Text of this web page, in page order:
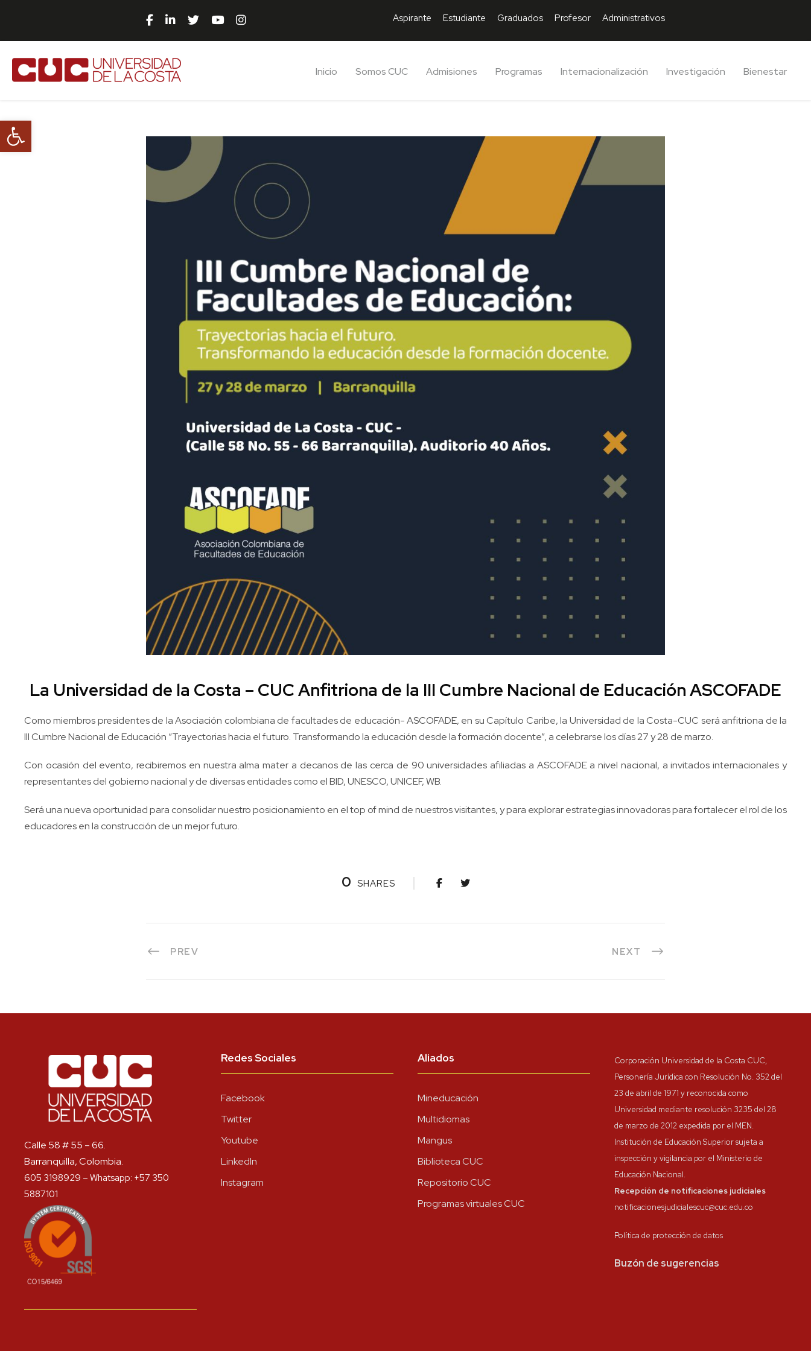
Abrir barra de herramientas
Aspirante Estudiante Graduados Profesor Administrativos
Inicio Somos CUC Admisiones Programas Internacionalización Investigación Bienestar
La Universidad de la Costa – CUC Anfitriona de la III Cumbre Nacional de Educación ASCOFADE
Como miembros presidentes de la Asociación colombiana de facultades de educación- ASCOFADE, en su Capítulo Caribe, la Universidad de la Costa-CUC será anfitriona de la
III Cumbre Nacional de Educación “Trayectorias hacia el futuro. Transformando la educación desde la formación docente”, a celebrarse los días 27 y 28 de marzo.
Con ocasión del evento, recibiremos en nuestra alma mater a decanos de las cerca de 90 universidades afiliadas a ASCOFADE a nivel nacional, a invitados internacionales y
representantes del gobierno nacional y de diversas entidades como el BID, UNESCO, UNICEF, WB.
Será una nueva oportunidad para consolidar nuestro posicionamiento en el top of mind de nuestros visitantes, y para explorar estrategias innovadoras para fortalecer el rol de los
educadores en la construcción de un mejor futuro.
0 SHARES
PREV NEXT
Calle 58 # 55 – 66.
Barranquilla, Colombia.
605 3198929 – Whatsapp: +57 350
5887101
Redes Sociales
Facebook
Twitter
Youtube
LinkedIn
Instagram
Aliados
Mineducación
Multidiomas
Mangus
Biblioteca CUC
Repositorio CUC
Programas virtuales CUC
Corporación Universidad de la Costa CUC,
Personería Jurídica con Resolución No. 352 del
23 de abril de 1971 y reconocida como
Universidad mediante resolución 3235 del 28
de marzo de 2012 expedida por el MEN.
Institución de Educación Superior sujeta a
inspección y vigilancia por el Ministerio de
Educación Nacional.
Recepción de notificaciones judiciales
notificacionesjudicialescuc@cuc.edu.co
Política de protección de datos
Buzón de sugerencias